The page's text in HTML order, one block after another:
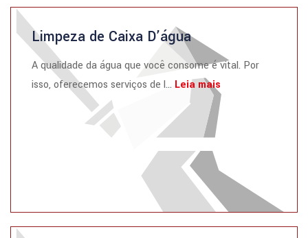
Limpeza de Caixa D’água
A qualidade da água que você consome é vital. Por
isso, oferecemos serviços de l... Leia mais